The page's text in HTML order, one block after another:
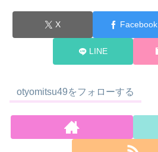
X Facebook
LINE
otyomitsu49をフォローする